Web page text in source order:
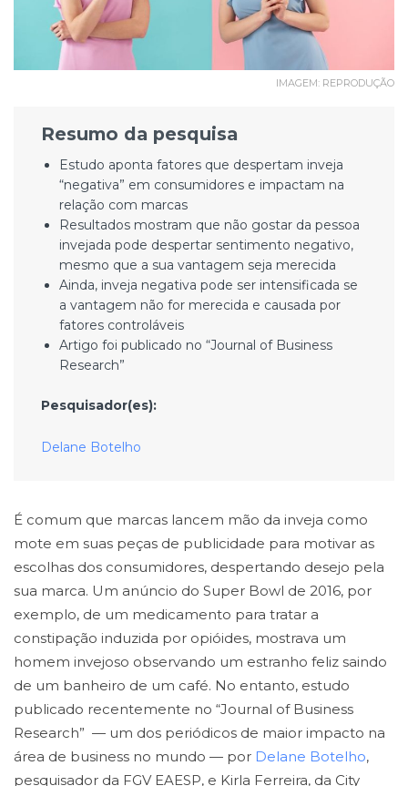
IMAGEM: REPRODUÇÃO
Resumo da pesquisa
Estudo aponta fatores que despertam inveja
“negativa” em consumidores e impactam na
relação com marcas
Resultados mostram que não gostar da pessoa
invejada pode despertar sentimento negativo,
mesmo que a sua vantagem seja merecida
Ainda, inveja negativa pode ser intensificada se
a vantagem não for merecida e causada por
fatores controláveis
Artigo foi publicado no “Journal of Business
Research”
Pesquisador(es):
Delane Botelho
É comum que marcas lancem mão da inveja como
mote em suas peças de publicidade para motivar as
escolhas dos consumidores, despertando desejo pela
sua marca. Um anúncio do Super Bowl de 2016, por
exemplo, de um medicamento para tratar a
constipação induzida por opióides, mostrava um
homem invejoso observando um estranho feliz saindo
de um banheiro de um café. No entanto, estudo
publicado recentemente no “Journal of Business
Research” — um dos periódicos de maior impacto na
área de business no mundo — por Delane Botelho,
pesquisador da FGV EAESP, e Kirla Ferreira, da City